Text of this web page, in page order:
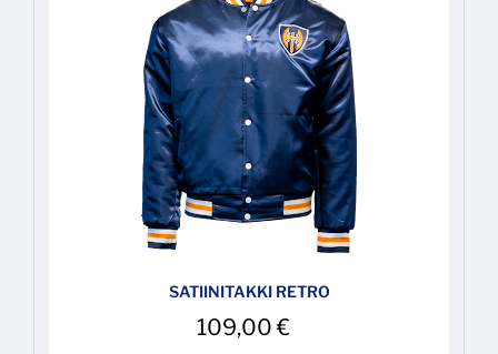
SATIINITAKKI RETRO
109,00€